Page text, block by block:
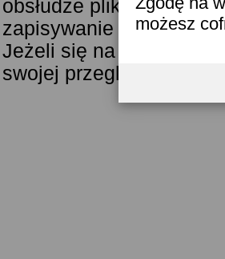
możesz
obsłudze plików
zapisywanie ich w
Jeżeli się na to nie
swojej przeglądarki.